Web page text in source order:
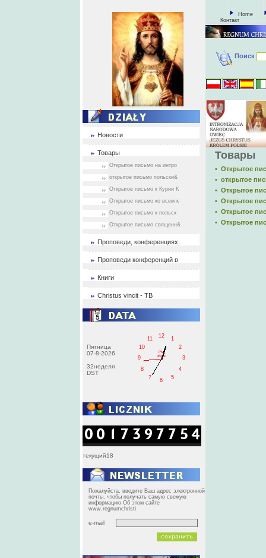
Новости
Товары
Открытое письмо на интро
открытое письмо польски&
Открытое письмо к Курии К
Открытое письмо ко всем к
Открытое письмо к польск
Открытое письмо священн&
Проповеди, конференциях,
Проповеди конференций в
Книги
Christus vincit - ТВ
Пятница
07-8-2026
32неделя
DST
1
2
3
4
5
6
7
8
9
10
11
12
PM
pištek
текущий18
Пожалуйста, введите Ваш адрес электронной
почты, чтобы получать самую свежую
информацию Об этом сайте
www.regnumchristi
e-mail
Home
Контакт
Поиск
Товары
• Открытое
• открытое
• Открытое
• Открытое
• Открытое
• Открытое